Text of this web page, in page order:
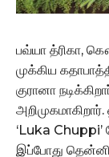
பவ்யா த்ரிகா,
முக்கிய
குரானா
‘Luka
இப்போது